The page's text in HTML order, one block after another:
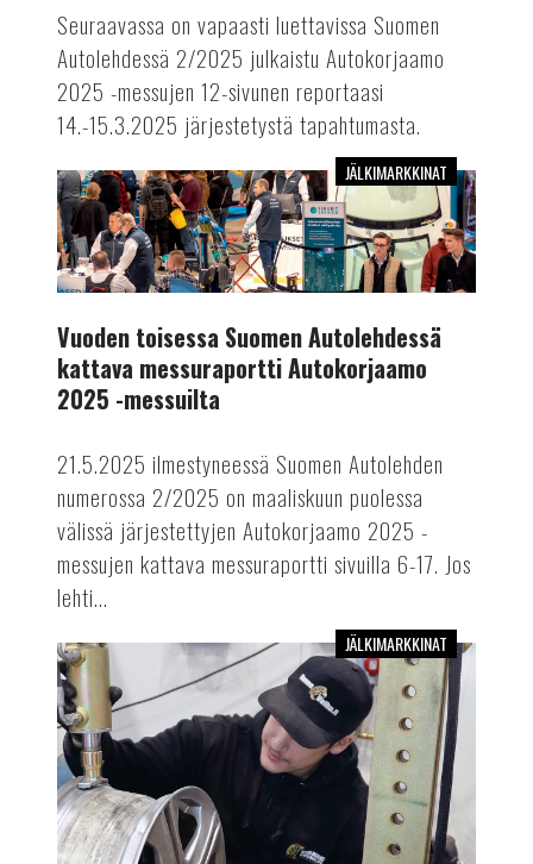
reportaasi
tapahtumasta
Seuraavassa on vapaasti luettavissa Suomen
Autolehdessä 2/2025 julkaistu Autokorjaamo
2025 -messujen 12-sivunen reportaasi
14.-15.3.2025 järjestetystä tapahtumasta.
Vuoden
toisessa
Suomen
Autolehdessä
kattava
messuraportti
Autokorjaamo
2025
-
JÄLKIMARKKINAT
Vuoden toisessa Suomen Autolehdessä
kattava messuraportti Autokorjaamo
2025 -messuilta
21.5.2025 ilmestyneessä Suomen Autolehden
numerossa 2/2025 on maaliskuun puolessa
välissä järjestettyjen Autokorjaamo 2025 -
messujen kattava messuraportti sivuilla 6-17. Jos
lehti...
Vuoden
2025
ensimmäinen
Suomen
Autolehti
on
myös
Autokorjaamo
JÄLKIMARKKINAT